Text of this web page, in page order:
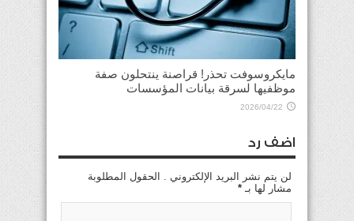
مايكروسوفت تحذر! قراصنة ينتحلون صفة
موظفيها لسرقة بيانات المؤسسات
2026/04/22
اضف رد
لن يتم نشر البريد الإلكتروني . الحقول المطلوبة
مشار لها بـ *